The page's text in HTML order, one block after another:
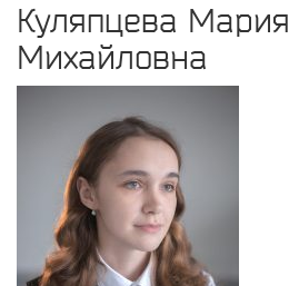
Куляпцева Мария
Михайловна